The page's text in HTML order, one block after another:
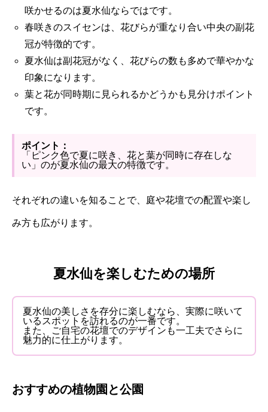
咲かせるのは夏水仙ならではです。
春咲きのスイセンは、花びらが重なり合い中央の副花
冠が特徴的です。
夏水仙は副花冠がなく、花びらの数も多めで華やかな
印象になります。
葉と花が同時期に見られるかどうかも見分けポイント
です。
ポイント：
「ピンク色で夏に咲き、花と葉が同時に存在しな
い」のが夏水仙の最大の特徴です。
それぞれの違いを知ることで、庭や花壇での配置や楽し
み方も広がります。
夏水仙を楽しむための場所
夏水仙の美しさを存分に楽しむなら、実際に咲いて
いるスポットを訪れるのが一番です。
また、ご自宅の花壇でのデザインも一工夫でさらに
魅力的に仕上がります。
おすすめの植物園と公園